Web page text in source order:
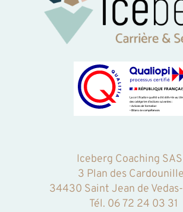
Iceberg Coaching
3 Plan des
34430 Saint Jean de
Tél. 06 72 24 03 31‬